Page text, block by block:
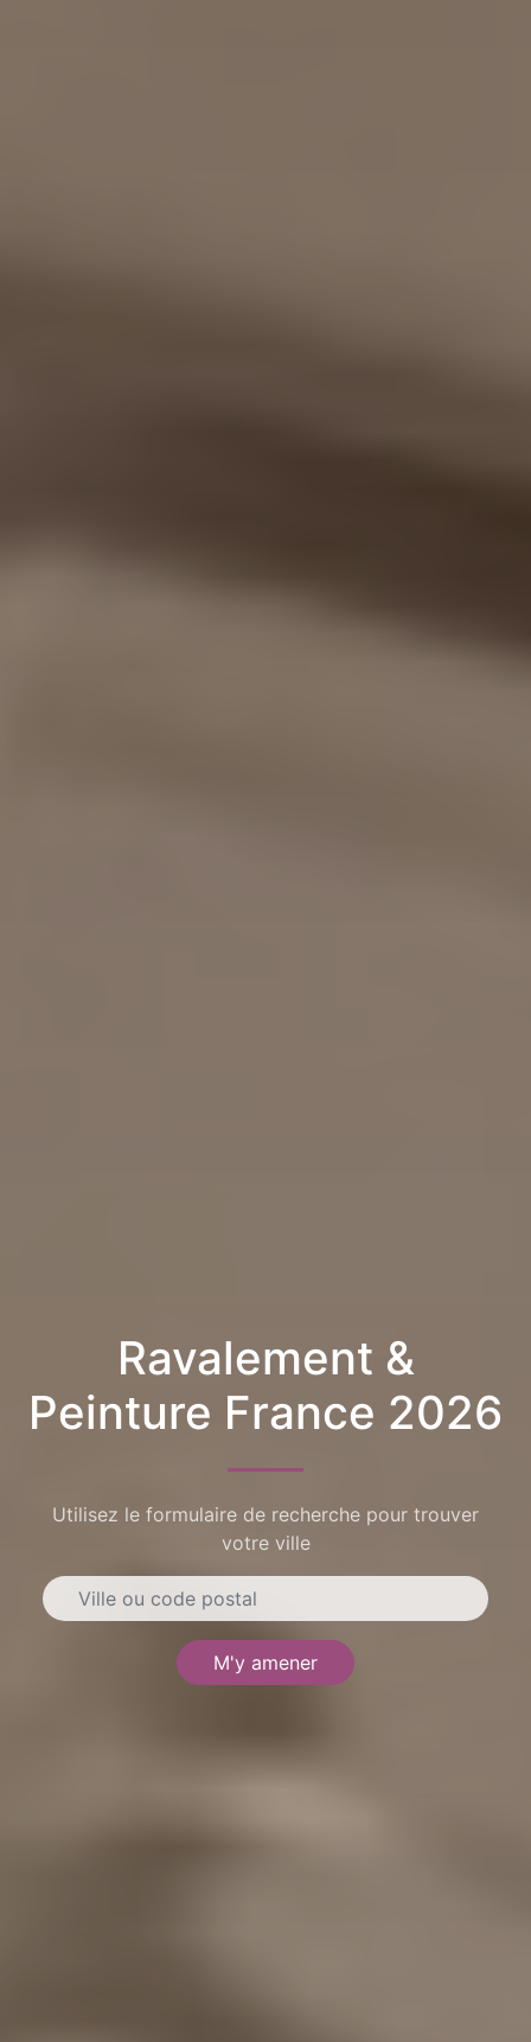
Ravalement &
Peinture France 2026
Utilisez le formulaire de recherche pour trouver
votre ville
M'y amener